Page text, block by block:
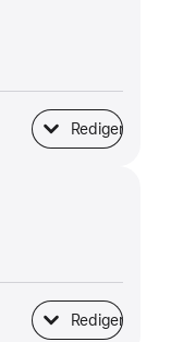
Rediger
Holder
Rediger
Ethernet